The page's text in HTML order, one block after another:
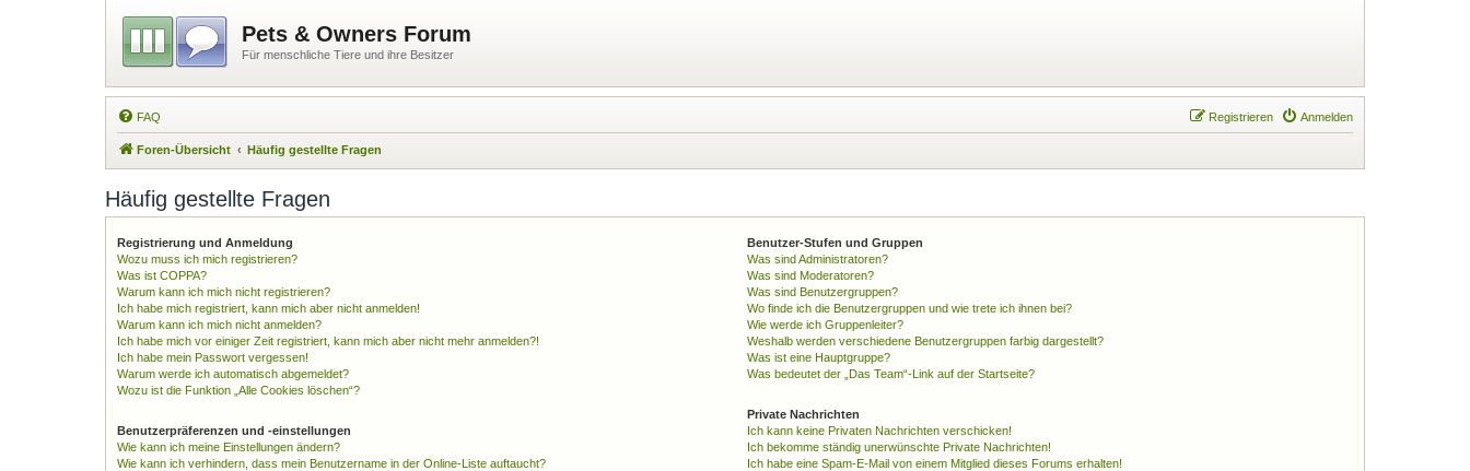
Pets & Owners Forum
Für menschliche Tiere und ihre Besitzer
FAQ Anmelden
Registrieren
Foren-Übersicht Häufig gestellte Fragen
Häufig gestellte Fragen
Registrierung und Anmeldung
Wozu muss ich mich registrieren?
Was ist COPPA?
Warum kann ich mich nicht registrieren?
Ich habe mich registriert, kann mich aber nicht anmelden!
Warum kann ich mich nicht anmelden?
Ich habe mich vor einiger Zeit registriert, kann mich aber nicht mehr anmelden?!
Ich habe mein Passwort vergessen!
Warum werde ich automatisch abgemeldet?
Wozu ist die Funktion „Alle Cookies löschen“?
Benutzerpräferenzen und -einstellungen
Wie kann ich meine Einstellungen ändern?
Wie kann ich verhindern, dass mein Benutzername in der Online-Liste auftaucht?
Benutzer-Stufen und Gruppen
Was sind Administratoren?
Was sind Moderatoren?
Was sind Benutzergruppen?
Wo finde ich die Benutzergruppen und wie trete ich ihnen bei?
Wie werde ich Gruppenleiter?
Weshalb werden verschiedene Benutzergruppen farbig dargestellt?
Was ist eine Hauptgruppe?
Was bedeutet der „Das Team“-Link auf der Startseite?
Private Nachrichten
Ich kann keine Privaten Nachrichten verschicken!
Ich bekomme ständig unerwünschte Private Nachrichten!
Ich habe eine Spam-E-Mail von einem Mitglied dieses Forums erhalten!